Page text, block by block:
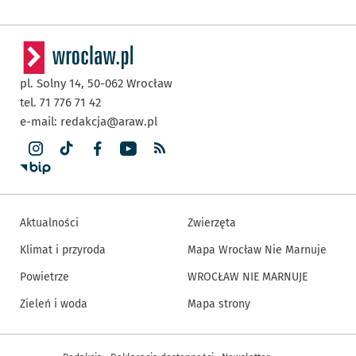
pl. Solny 14, 50-062 Wrocław
tel. 71 776 71 42
e-mail: redakcja@araw.pl
Aktualności
Klimat i przyroda
Powietrze
Zieleń i woda
Zwierzęta
Mapa Wrocław Nie Marnuje
WROCŁAW NIE MARNUJE
Mapa strony
Inne informacje